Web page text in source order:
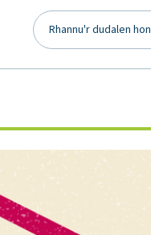
Rhannu'r dudalen hon